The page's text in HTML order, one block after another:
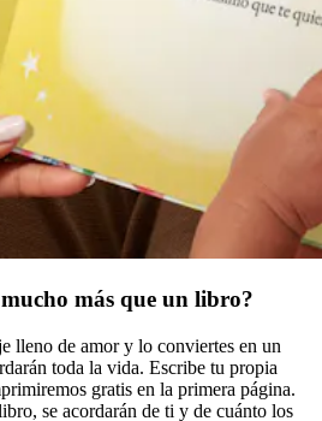
más que un libro?
lleno de amor y lo conviertes en un
toda la vida. Escribe tu propia
gratis en la primera página.
se acordarán de ti y de cuánto los